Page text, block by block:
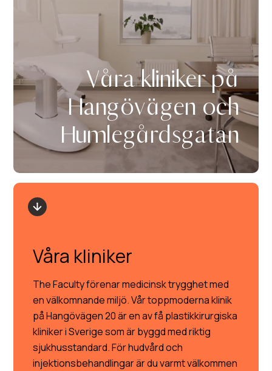
Våra kliniker på
Hangövägen och
Humlegårdsgatan
Våra kliniker
The Faculty förenar medicinsk trygghet med
en välkomnande miljö. Vår toppmoderna klinik
på Hangövägen 20 är en av få plastikkirurgiska
kliniker i Sverige som är byggd med riktig
sjukhusstandard. För hudvård och
injektionsbehandlingar är du varmt välkommen